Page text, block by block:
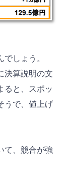
しょう。
決算説明の文
ると、スポッ
うで、値上げ
て、競合が強